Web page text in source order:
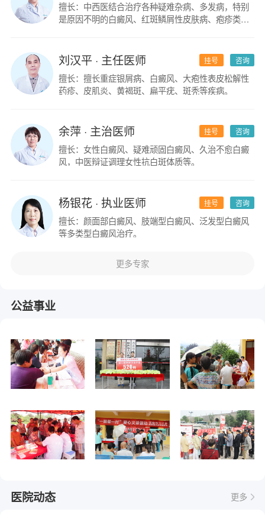
擅长：中西医结合治疗各种疑难杂病、多发病，特别
是原因不明的白癜风、红斑鳞屑性皮肤病、疱疹类皮
咨询
挂号
刘汉平· 主任医师
擅长：擅长重症银屑病、白癜风、大疱性表皮松解性
药疹、皮肌炎、黄褐斑、扁平疣、斑秃等疾病。
咨询
挂号
余萍· 主治医师
擅长：女性白癜风、疑难顽固白癜风、久治不愈白癜
风，中医辩证调理女性抗白斑体质等。
咨询
挂号
杨银花· 执业医师
擅长：颜面部白癜风、肢端型白癜风、泛发型白癜风
等多类型白癜风治疗。
更多专家
公益事业
医院动态 更多